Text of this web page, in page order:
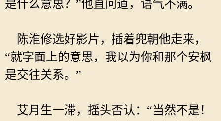
是什么意思？”他直问道，语气不满。
陈淮修选好影片，插着兜朝他走来，
“就字面上的意思，我以为你和那个安枫
是交往关系。”
艾月生一滞，摇头否认：“当然不是！